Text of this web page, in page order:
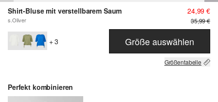
Shirt-Bluse mit verstellbarem Saum
s.Oliver
24,99 €
35,99 €
+ 3 Größe auswählen
Größentabelle
Perfekt kombinieren